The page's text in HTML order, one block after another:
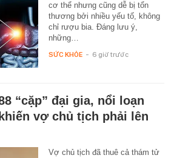
cơ thể nhưng cũng dễ bị tổn
thương bởi nhiều yếu tố, không
chỉ rượu bia. Đáng lưu ý,
những…
SỨC KHỎE - 6 giờ trước
“cặp” đại gia, nổi loạn
vợ chủ tịch phải lên
Vợ chủ tịch đã thuê cả thám tử